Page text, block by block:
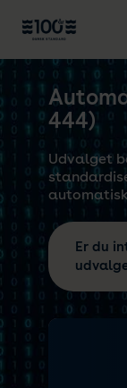
444)
Udvalget
Er du